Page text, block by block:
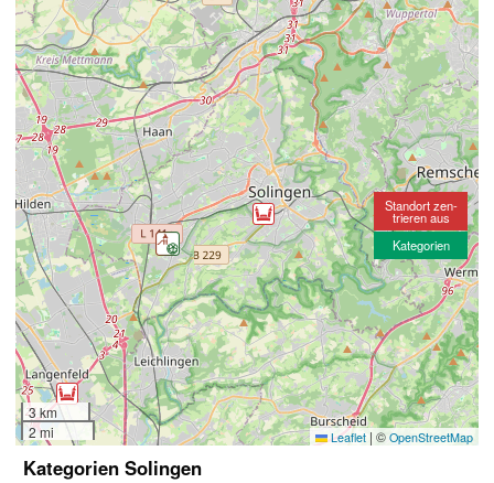
3 km
2 mi
Leaflet | © OpenStreetMap
Standort zen-
trieren aus
Kategorien
Kategorien Solingen